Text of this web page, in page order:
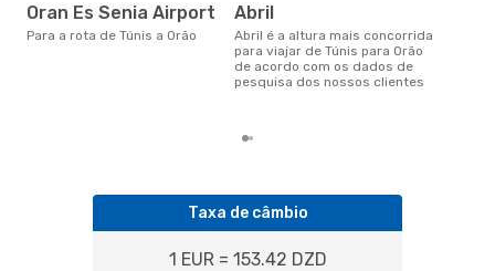
Oran Es Senia Airport
Para a rota de Túnis a Orão
abril
abril é a altura mais concorrida
para viajar de Túnis para Orão
de acordo com os dados de
pesquisa dos nossos clientes
Taxa de câmbio
1 EUR = 153.42 DZD